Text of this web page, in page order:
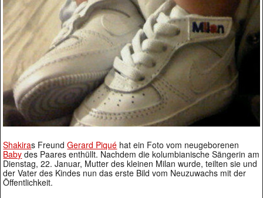
Shakiras FreundGerard Piqué hat ein Foto vom neugeborenen
Baby des Paares enthüllt. Nachdem die kolumbianische Sängerin am
Dienstag, 22. Januar, Mutter des kleinen Milan wurde, teilten sie und
der Vater des Kindes nun das erste Bild vom Neuzuwachs mit der
Öffentlichkeit.